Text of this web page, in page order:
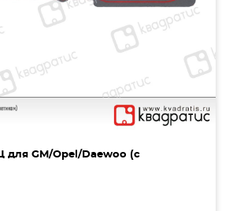
для GM/Opel/Daewoo (с